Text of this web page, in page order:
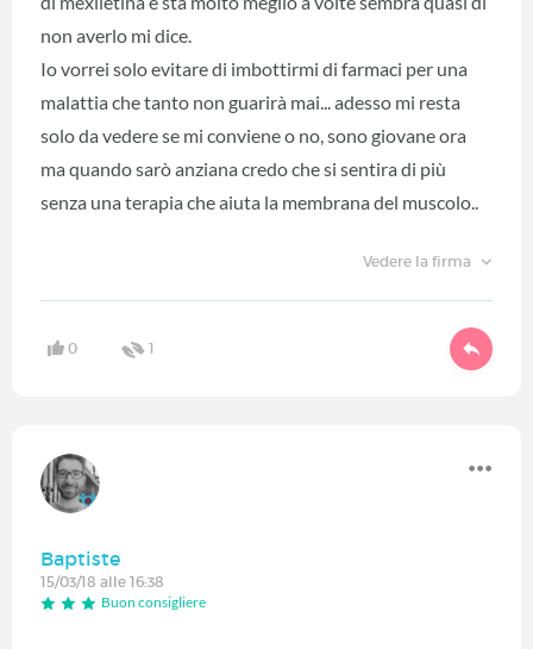
non averlo mi dice.
Io vorrei solo evitare di imbottirmi di farmaci per una
malattia che tanto non guarirà mai... adesso mi resta
solo da vedere se mi conviene o no, sono giovane ora
ma quando sarò anziana credo che si sentira di più
senza una terapia che aiuta la membrana del muscolo..
Vedere la firma
0 1
Baptiste
15/03/18 alle 16:38
Buon consigliere